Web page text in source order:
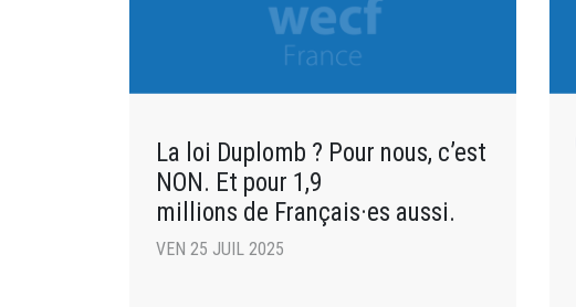
La loi Duplomb ? Pour nous, c’est
NON. Et pour 1,9
millions de Français·es aussi.
VEN 25 JUIL 2025